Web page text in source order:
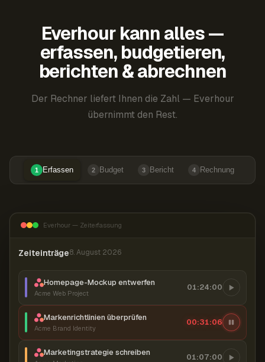
Everhour kann alles —
erfassen, budgetieren,
berichten & abrechnen
Der Rechner liefert Ihnen die Zahl — Everhour
übernimmt den Rest.
1 Erfassen 2 Budget 3 Bericht 4 Rechnung
Everhour — Zeiterfassung
Zeiteinträge8. August 2026
Homepage-Mockup entwerfen
Acme Web Project
01:24:00
Markenrichtlinien überprüfen
Acme Brand Identity
00:31:07
Marketingstrategie schreiben 01:07:00